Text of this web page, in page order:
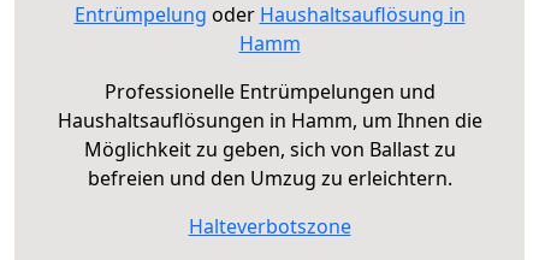
Entrümpelung oder Haushaltsauflösung in
Hamm
Professionelle Entrümpelungen und
Haushaltsauflösungen in Hamm, um Ihnen die
Möglichkeit zu geben, sich von Ballast zu
befreien und den Umzug zu erleichtern.
Halteverbotszone